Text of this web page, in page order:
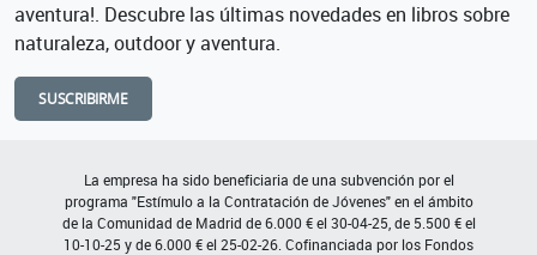
aventura!. Descubre las últimas novedades en libros sobre
naturaleza, outdoor y aventura.
SUSCRIBIRME
La empresa ha sido beneficiaria de una subvención por el
programa "Estímulo a la Contratación de Jóvenes" en el ámbito
de la Comunidad de Madrid de 6.000 € el 30-04-25, de 5.500 € el
10-10-25 y de 6.000 € el 25-02-26. Cofinanciada por los Fondos